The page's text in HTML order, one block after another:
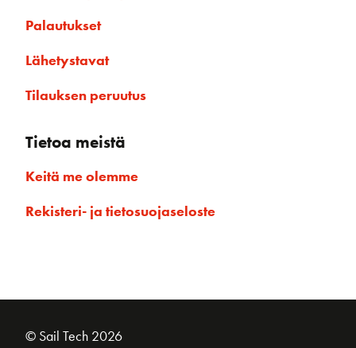
Palautukset
Lähetystavat
Tilauksen peruutus
Tietoa meistä
Keitä me olemme
Rekisteri- ja tietosuojaseloste
© Sail Tech 2026